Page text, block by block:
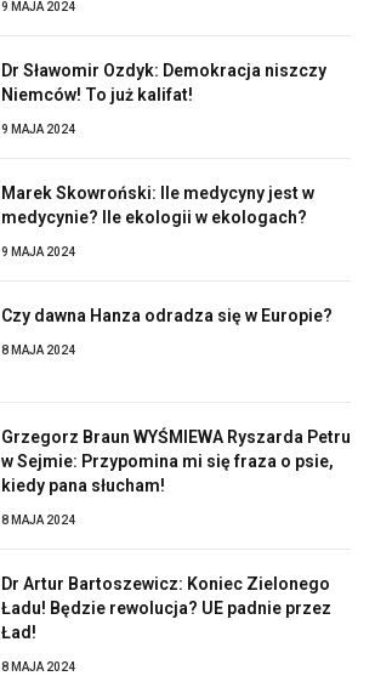
9 MAJA 2024
Dr Sławomir Ozdyk: Demokracja niszczy
Niemców! To już kalifat!
9 MAJA 2024
Marek Skowroński: Ile medycyny jest w
medycynie? Ile ekologii w ekologach?
9 MAJA 2024
Czy dawna Hanza odradza się w Europie?
8 MAJA 2024
Grzegorz Braun WYŚMIEWA Ryszarda Petru
w Sejmie: Przypomina mi się fraza o psie,
kiedy pana słucham!
8 MAJA 2024
Dr Artur Bartoszewicz: Koniec Zielonego
Ładu! Będzie rewolucja? UE padnie przez
Ład!
8 MAJA 2024